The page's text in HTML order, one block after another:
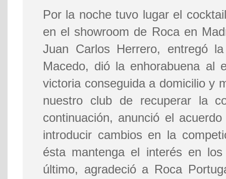
Por la noche tuvo lugar el
en el showroom de Roca en
Juan Carlos Herrero, entregó
Macedo, dió la enhorabuena al
victoria conseguida a domicilio y
nuestro club de recuperar la
continuación, anunció el
introducir cambios en la
ésta mantenga el interés en
último, agradeció a Roca